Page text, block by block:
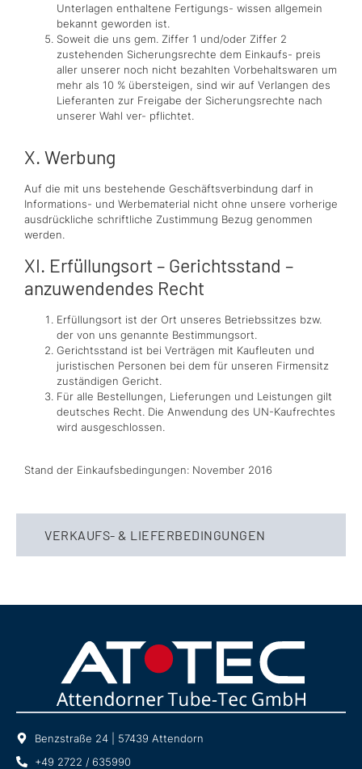
VERKAUFS- & LIEFERBEDINGUNGEN
Unterlagen enthaltene Fertigungs- wissen allgemein
bekannt geworden ist.
Soweit die uns gem. Ziffer 1 und/oder Ziffer 2
zustehenden Sicherungsrechte dem Einkaufs- preis
aller unserer noch nicht bezahlten Vorbehaltswaren um
mehr als 10 % übersteigen, sind wir auf Verlangen des
Lieferanten zur Freigabe der Sicherungsrechte nach
unserer Wahl ver- pflichtet.
X. Werbung
Auf die mit uns bestehende Geschäftsverbindung darf in
Informations- und Werbematerial nicht ohne unsere vorherige
ausdrückliche schriftliche Zustimmung Bezug genommen
werden.
XI. Erfüllungsort – Gerichtsstand –
anzuwendendes Recht
Erfüllungsort ist der Ort unseres Betriebssitzes bzw.
der von uns genannte Bestimmungsort.
Gerichtsstand ist bei Verträgen mit Kaufleuten und
juristischen Personen bei dem für unseren Firmensitz
zuständigen Gericht.
Für alle Bestellungen, Lieferungen und Leistungen gilt
deutsches Recht. Die Anwendung des UN-Kaufrechtes
wird ausgeschlossen.
Stand der Einkaufsbedingungen: November 2016
Benzstraße 24 | 57439 Attendorn
+49 2722 / 635990